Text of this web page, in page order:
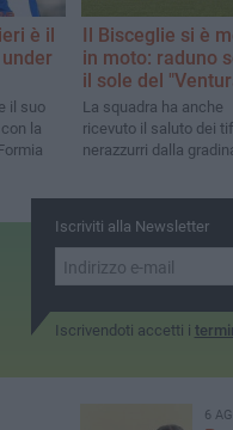
è il
il suo
la
Il Bisceglie si è
in moto: raduno
il sole del
La squadra ha anche
ricevuto il saluto dei
nerazzurri dalla
Iscriviti alla Newsletter
Iscrivendoti accetti i
6